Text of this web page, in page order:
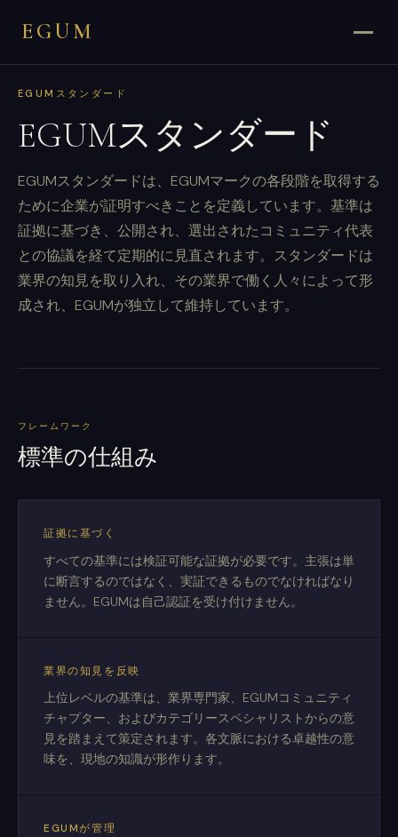
EGUM
EGUMスタンダード
EGUMスタンダード
EGUMスタンダードは、EGUMマークの各段階を取得する
ために企業が証明すべきことを定義しています。基準は
証拠に基づき、公開され、選出されたコミュニティ代表
との協議を経て定期的に見直されます。スタンダードは
業界の知見を取り入れ、その業界で働く人々によって形
成され、EGUMが独立して維持しています。
フレームワーク
標準の仕組み
証拠に基づく
すべての基準には検証可能な証拠が必要です。主張は単
に断言するのではなく、実証できるものでなければなり
ません。EGUMは自己認証を受け付けません。
業界の知見を反映
上位レベルの基準は、業界専門家、EGUMコミュニティ
チャプター、およびカテゴリースペシャリストからの意
見を踏まえて策定されます。各文脈における卓越性の意
味を、現地の知識が形作ります。
EGUMが管理